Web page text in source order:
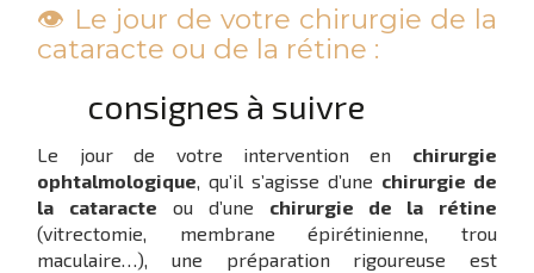
👁️ Le jour de votre chirurgie de la
cataracte ou de la rétine :
consignes à suivre
Le jour de votre intervention en chirurgie
ophtalmologique, qu’il s’agisse d’une chirurgie de
la cataracte ou d’une chirurgie de la rétine
(vitrectomie, membrane épirétinienne, trou
maculaire…), une préparation rigoureuse est